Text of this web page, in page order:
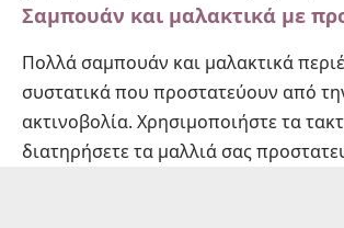
Σαμπουάν και μαλακτικά με
Πολλά σαμπουάν και μαλακτικά
συστατικά που προστατεύουν από
ακτινοβολία. Χρησιμοποιήστε τα
διατηρήσετε τα μαλλιά σας